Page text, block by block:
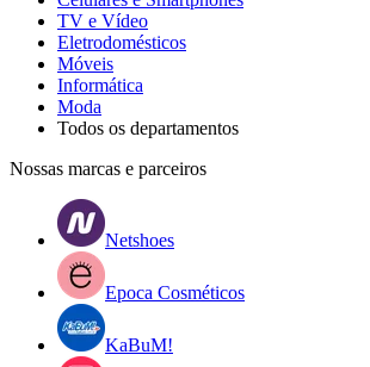
TV e Vídeo
Eletrodomésticos
Móveis
Informática
Moda
Todos os departamentos
Nossas marcas e parceiros
Netshoes
Epoca Cosméticos
KaBuM!